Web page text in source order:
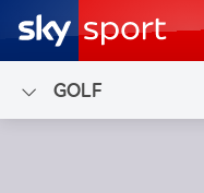
GOLF